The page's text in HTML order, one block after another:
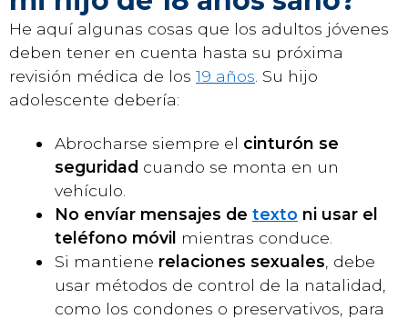
He aquí algunas cosas que los adultos jóvenes
deben tener en cuenta hasta su próxima
revisión médica de los 19 años . Su hijo
adolescente debería:
Abrocharse siempre el cinturón se
seguridad cuando se monta en un
vehículo.
No envíar mensajes de texto ni usar el
teléfono móvil mientras conduce.
Si mantiene relaciones sexuales , debe
usar métodos de control de la natalidad,
como los condones o preservativos, para